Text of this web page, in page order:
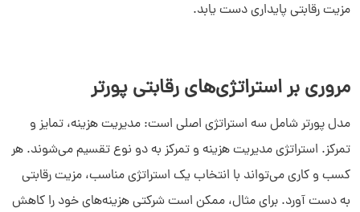
مزیت رقابتی پایداری دست یابد.
مروری بر استراتژی‌های رقابتی پورتر
مدل پورتر شامل سه استراتژی اصلی است: مدیریت هزینه، تمایز و
تمرکز. استراتژی مدیریت هزینه و تمرکز به دو نوع تقسیم می‌شوند. هر
کسب و کاری می‌تواند با انتخاب یک استراتژی مناسب، مزیت رقابتی
به دست آورد. برای مثال، ممکن است شرکتی هزینه‌های خود را کاهش